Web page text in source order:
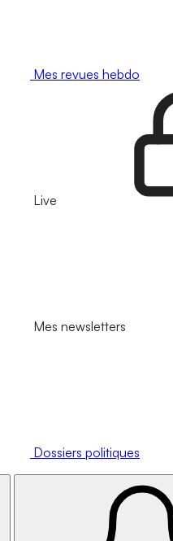
Mes revues hebdo
Live
Mes newsletters
Dossiers politiques